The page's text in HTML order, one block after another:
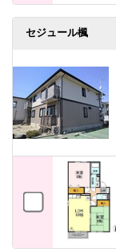
セジュール楓